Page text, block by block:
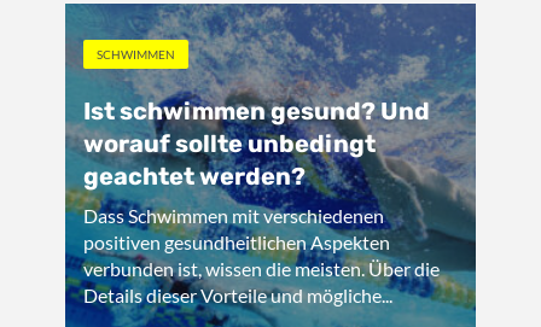
SCHWIMMEN
Ist schwimmen gesund? Und
worauf sollte unbedingt
geachtet werden?
Dass Schwimmen mit verschiedenen
positiven gesundheitlichen Aspekten
verbunden ist, wissen die meisten. Über die
Details dieser Vorteile und mögliche...